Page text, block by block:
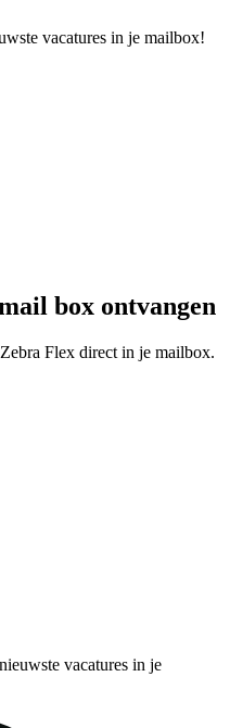
vacatures in je mailbox!
box ontvangen
Flex direct in je mailbox.
vacatures in je